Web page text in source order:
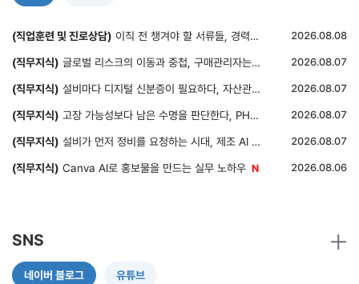
(직업훈련 및 진로상담) 이직 전 챙겨야 할 서류들, 경력증명서부터 원천징수영수증까지 2026.08.08
(직무지식) 글로벌 리스크의 이동과 중첩, 구매관리자는 무엇을 봐야 하는가? 2026.08.07
(직무지식) 설비마다 디지털 신분증이 필요하다, 자산관리셸과 설비 이력관리 2026.08.07
(직무지식) 고장 가능성보다 남은 수명을 판단한다, PHM과 잔존수명 예측 2026.08.07
(직무지식) 설비가 먼저 정비를 요청하는 시대, 제조 AI 에이전트 2026.08.07
(직무지식) Canva AI로 홍보물을 만드는 실무 노하우 2026.08.06
SNS
네이버 블로그 유튜브